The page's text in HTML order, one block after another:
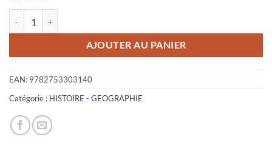
AJOUTER AU PANIER
EAN: 9782753303140
Catégorie : HISTOIRE - GEOGRAPHIE